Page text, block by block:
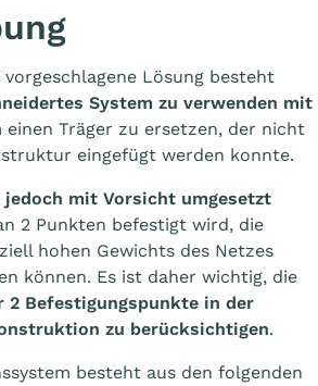
vorgeschlagene Lösung besteht
System zu verwenden mit
einen Träger zu ersetzen, der nicht
eingefügt werden konnte.
jedoch mit Vorsicht umgesetzt
2 Punkten befestigt wird, die
hohen Gewichts des Netzes
können. Es ist daher wichtig, die
2 Befestigungspunkte in der
zu berücksichtigen.
besteht aus den folgenden